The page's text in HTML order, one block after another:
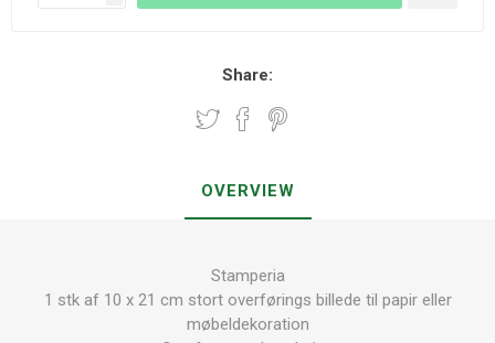
Share:
OVERVIEW
Stamperia
1 stk af 10 x 21 cm stort overførings billede til papir eller
møbeldekoration